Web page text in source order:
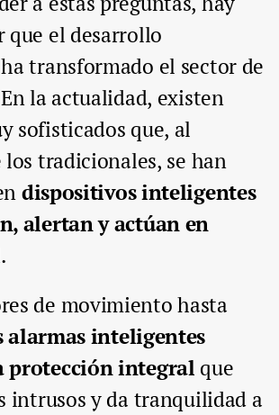
que el desarrollo
transformado el sector de
la actualidad, existen
sofisticados que, al
tradicionales, se han
dispositivos inteligentes
alertan y actúan en
.
de movimiento hasta
alarmas inteligentes
protección integral que
intrusos y da tranquilidad a